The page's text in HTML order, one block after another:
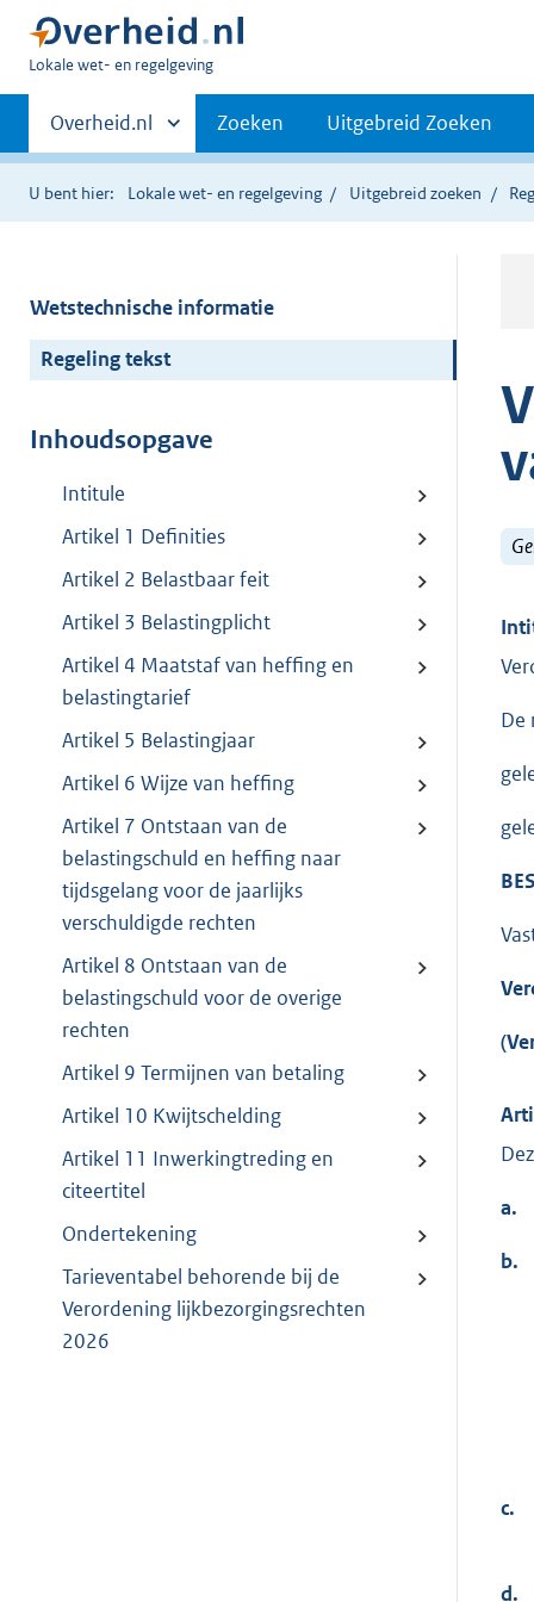
U
hier:
Lokale wet- en regelgeving
Primaire
navigatie
Andere
sites
binnen
Overheid.nl Zoeken Uitgebreid Zoeken
U bent hier: Lokale wet- en regelgeving Uitgebreid zoeken
Wetstechnische informatie
Regeling tekst
Inhoudsopgave
Intitule
Artikel 1 Definities
Artikel 2 Belastbaar feit
Artikel 3 Belastingplicht
Artikel 4 Maatstaf van heffing en
belastingtarief
Artikel 5 Belastingjaar
Artikel 6 Wijze van heffing
Artikel 7 Ontstaan van de
belastingschuld en heffing naar
tijdsgelang voor de jaarlijks
verschuldigde rechten
Artikel 8 Ontstaan van de
belastingschuld voor de overige
rechten
Artikel 9 Termijnen van betaling
Artikel 10 Kwijtschelding
Artikel 11 Inwerkingtreding en
citeertitel
Ondertekening
Tarieventabel behorende bij de
Verordening lijkbezorgingsrechten
2026
De
a.
b.
c.
d.